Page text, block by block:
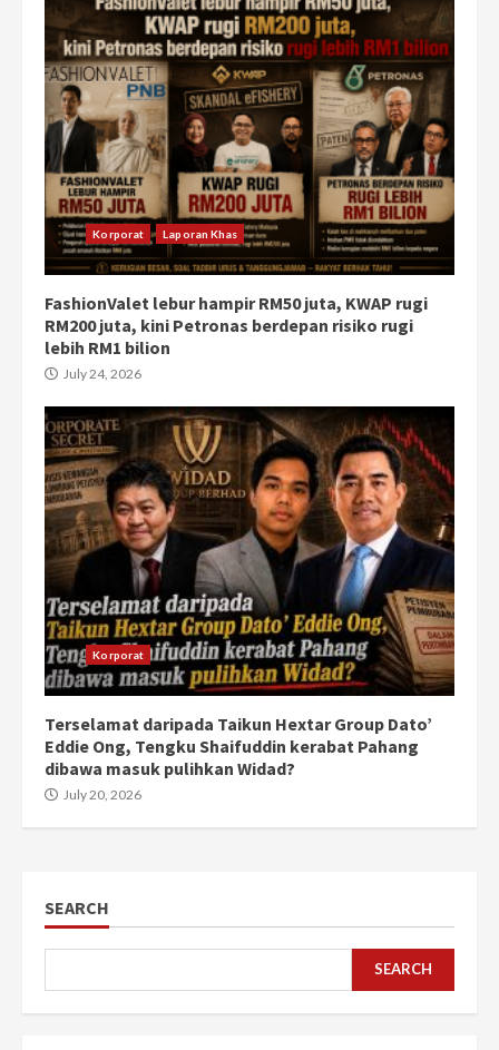
Korporat Laporan Khas
FashionValet lebur hampir RM50 juta, KWAP rugi
RM200 juta, kini Petronas berdepan risiko rugi
lebih RM1 bilion
July 24, 2026
Korporat
Terselamat daripada Taikun Hextar Group Dato’
Eddie Ong, Tengku Shaifuddin kerabat Pahang
dibawa masuk pulihkan Widad?
July 20, 2026
SEARCH
SEARCH